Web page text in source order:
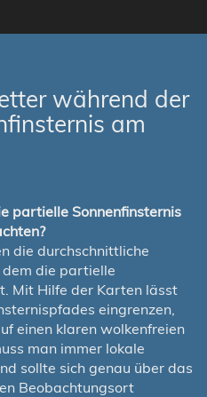
während der
am
partielle Sonnenfinsternis
die durchschnittliche
die partielle
Mit Hilfe der Karten lässt
eingrenzen,
einen klaren wolkenfreien
man immer lokale
sollte sich genau über das
Beobachtungsort